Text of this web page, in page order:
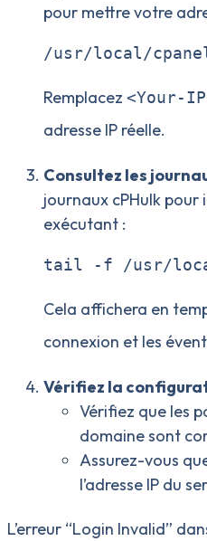
pour mettre votre
/usr/local/
Remplacez <Your-
adresse IP réelle.
Consultez les
journaux cPHulk
exécutant :
tail -f /usr/
Cela affichera en
connexion et les
Vérifiez la
Vérifiez que les
domaine sont
Assurez-vous
l’adresse IP du
L’erreur “Login Invalid”